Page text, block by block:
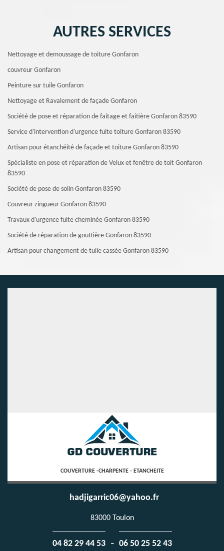
AUTRES SERVICES
Nettoyage et demoussage de toiture Gonfaron
couvreur Gonfaron
Peinture sur tuile Gonfaron
Nettoyage et Ravalement de façade Gonfaron
Société de pose et réparation de faitage et faitière Gonfaron 83590
Service d'intervention d'urgence fuite toiture Gonfaron 83590
Artisan pour étanchéité de façade et toiture Gonfaron 83590
Spécialiste en pose et réparation de Velux et fenêtre de toit Gonfaron
83590
Société de pose de solin Gonfaron 83590
Couvreur zingueur Gonfaron 83590
Travaux d'urgence fuite cheminée Gonfaron 83590
Société de réparation de gouttière Gonfaron 83590
Artisan pour changement de tuile cassée Gonfaron 83590
COUVERTURE -CHARPENTE - ETANCHEITE
hadjigarric06@yahoo.fr
83000 Toulon
04 82 29 44 53 - 06 50 25 52 43